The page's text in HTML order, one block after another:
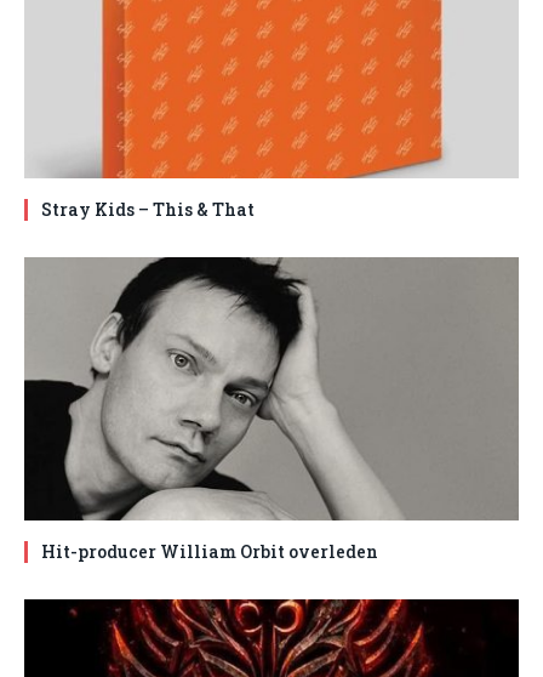
Stray Kids – This & That
Hit-producer William Orbit overleden